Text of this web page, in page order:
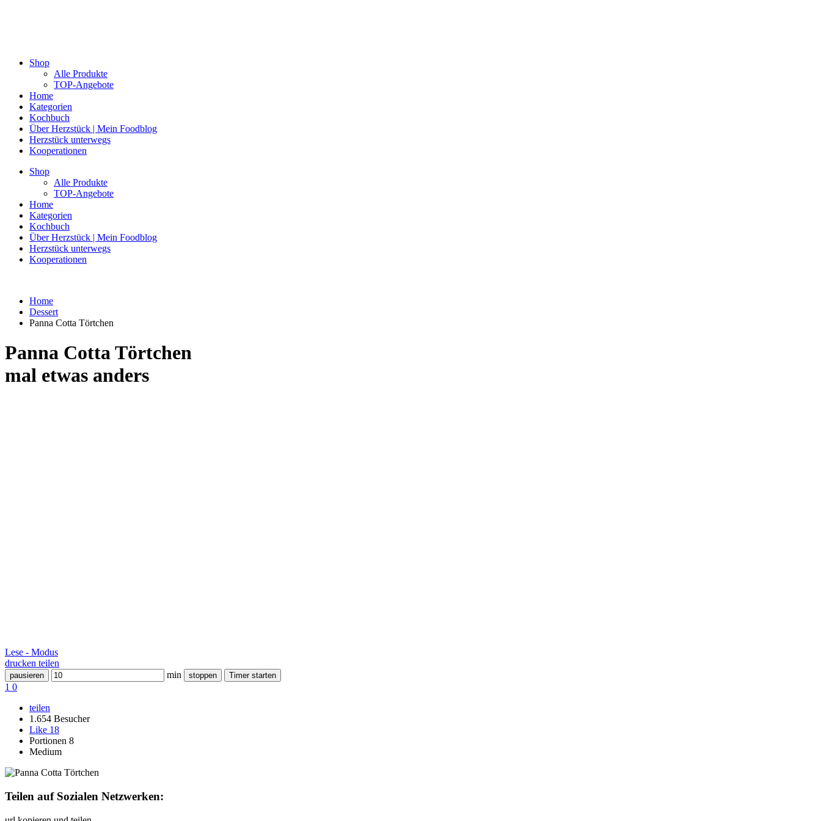
Shop
Alle Produkte
TOP-Angebote
Home
Kategorien
Kochbuch
Über Herzstück | Mein Foodblog
Herzstück unterwegs
Kooperationen
Shop
Alle Produkte
TOP-Angebote
Home
Kategorien
Kochbuch
Über Herzstück | Mein Foodblog
Herzstück unterwegs
Kooperationen
Home
Dessert
Panna Cotta Törtchen
Panna Cotta Törtchen
mal etwas anders
Lese - Modus
drucken teilen
pausieren min stoppen Timer starten
1 0
teilen
1.654 Besucher
Like 18
Portionen 8
Medium
Teilen auf Sozialen Netzwerken: